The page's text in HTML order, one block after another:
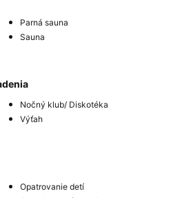
Parná sauna
Sauna
Nočný klub/ Diskotéka
Výťah
Opatrovanie detí